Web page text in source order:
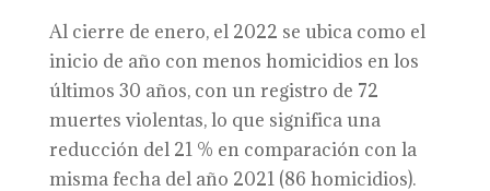
Al cierre de enero, el 2022 se ubica como el
inicio de año con menos homicidios en los
últimos 30 años, con un registro de 72
muertes violentas, lo que significa una
reducción del 21 % en comparación con la
misma fecha del año 2021 (86 homicidios).